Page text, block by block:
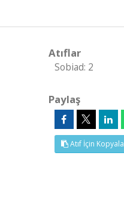
Atıflar
Sobiad: 2
Paylaş
Atıf İçin Kopyala